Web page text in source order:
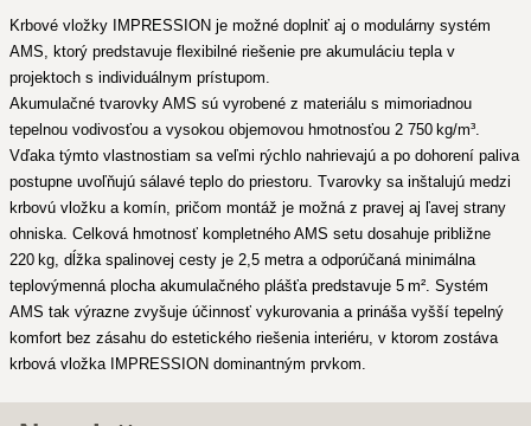
Krbové vložky IMPRESSION je možné doplniť aj o modulárny systém
AMS, ktorý predstavuje flexibilné riešenie pre akumuláciu tepla v
projektoch s individuálnym prístupom.
Akumulačné tvarovky AMS sú vyrobené z materiálu s mimoriadnou
tepelnou vodivosťou a vysokou objemovou hmotnosťou 2 750 kg/m³.
Vďaka týmto vlastnostiam sa veľmi rýchlo nahrievajú a po dohorení paliva
postupne uvoľňujú sálavé teplo do priestoru. Tvarovky sa inštalujú medzi
krbovú vložku a komín, pričom montáž je možná z pravej aj ľavej strany
ohniska. Celková hmotnosť kompletného AMS setu dosahuje približne
220 kg, dĺžka spalinovej cesty je 2,5 metra a odporúčaná minimálna
teplovýmenná plocha akumulačného plášťa predstavuje 5 m². Systém
AMS tak výrazne zvyšuje účinnosť vykurovania a prináša vyšší tepelný
komfort bez zásahu do estetického riešenia interiéru, v ktorom zostáva
krbová vložka IMPRESSION dominantným prvkom.